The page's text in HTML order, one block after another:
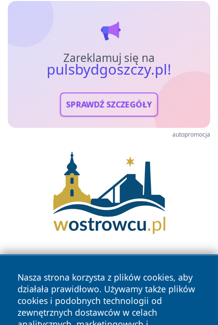
Zareklamuj się na
pulsbydgoszczy.pl!
SPRAWDŹ SZCZEGÓŁY
autopromocja
Nasza strona korzysta z plików cookies, aby
działała prawidłowo. Używamy także plików
cookies i podobnych technologii od
zewnętrznych dostawców w celach
Copyright © 2026 pulsbydgoszczy.pl Wszystkie prawa